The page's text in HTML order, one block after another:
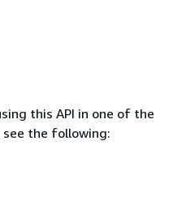
this API in one of the
see the following: